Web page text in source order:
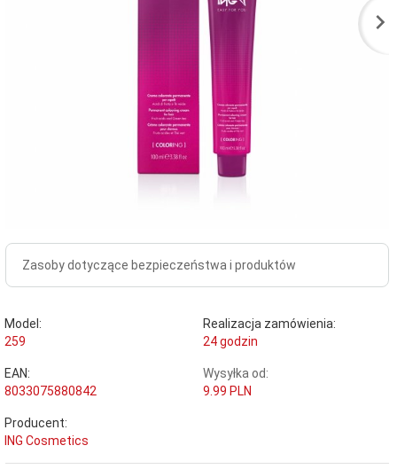
Zasoby dotyczące bezpieczeństwa i produktów
Model:
259
Realizacja zamówienia:
24 godzin
EAN:
8033075880842
Wysyłka od:
9.99 PLN
Producent:
ING Cosmetics